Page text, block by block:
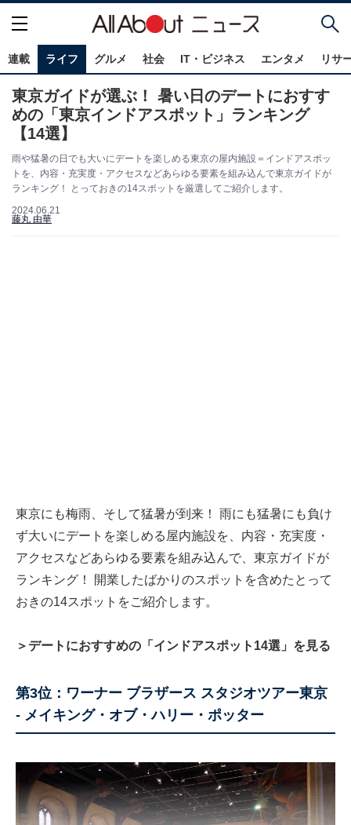
連載 ライフ グルメ 社会 IT・ビジネス エンタメ リサ
東京ガイドが選ぶ！ 暑い日のデートにおすす
めの「東京インドアスポット」ランキング
【14選】
雨や猛暑の日でも大いにデートを楽しめる東京の屋内施設＝インドアスポッ
トを、内容・充実度・アクセスなどあらゆる要素を組み込んで東京ガイドが
ランキング！ とっておきの14スポットを厳選してご紹介します。
2024.06.21
藤丸 由華
東京にも梅雨、そして猛暑が到来！ 雨にも猛暑にも負け
ず大いにデートを楽しめる屋内施設を、内容・充実度・
アクセスなどあらゆる要素を組み込んで、東京ガイドが
ランキング！ 開業したばかりのスポットを含めたとって
おきの14スポットをご紹介します。
＞デートにおすすめの「インドアスポット14選」を見る
第3位：ワーナー ブラザース スタジオツアー東京
‐ メイキング・オブ・ハリー・ポッター